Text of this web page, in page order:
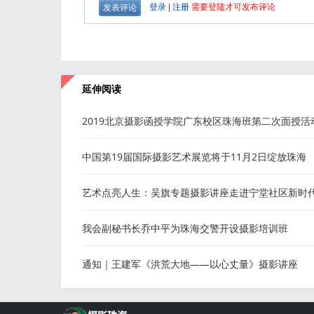
延伸阅读
2019北京摄影函授学院广东校区珠海班第二次面授活
在江门新会举行
中国第19届国际摄影艺术展览将于11月2日绽放珠海
艺术点亮人生：吴旗专题摄影讲座走进宁堂社区新时
明实践站
我会副秘书长乔中平为珠海交警开设摄影培训班
通知｜王建军《洪荒大地——以心丈量》摄影讲座